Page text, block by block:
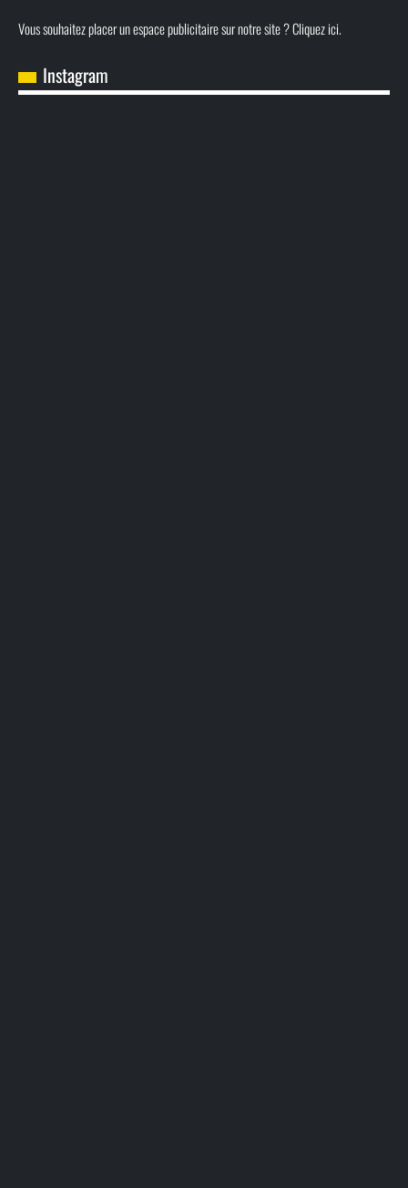
Vous souhaitez placer un espace publicitaire sur notre site ? Cliquez ici.
Instagram